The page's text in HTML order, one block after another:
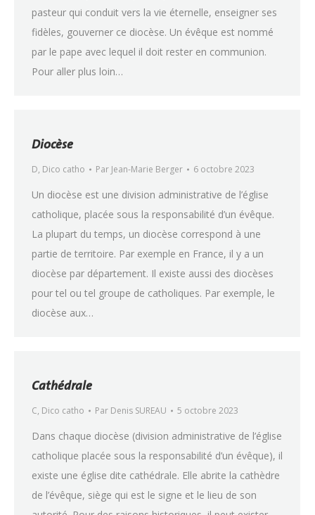
pasteur qui conduit vers la vie éternelle, enseigner ses
fidèles, gouverner ce diocèse. Un évêque est nommé
par le pape avec lequel il doit rester en communion.
Pour aller plus loin…
Diocèse
D, Dico catho Par Jean-Marie Berger 6 octobre 2023
Un diocèse est une division administrative de l’église
catholique, placée sous la responsabilité d’un évêque.
La plupart du temps, un diocèse correspond à une
partie de territoire. Par exemple en France, il y a un
diocèse par département. Il existe aussi des diocèses
pour tel ou tel groupe de catholiques. Par exemple, le
diocèse aux…
Cathédrale
C, Dico catho Par Denis SUREAU 5 octobre 2023
Dans chaque diocèse (division administrative de l’église
catholique placée sous la responsabilité d’un évêque), il
existe une église dite cathédrale. Elle abrite la cathèdre
de l’évêque, siège qui est le signe et le lieu de son